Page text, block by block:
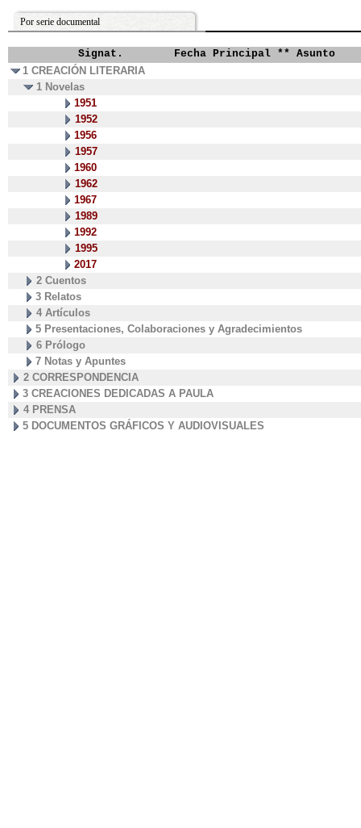
Por serie documental
Signat.
Fecha Principal ** Asunto
1 CREACIÓN LITERARIA
1 Novelas
1951
1952
1956
1957
1960
1962
1967
1989
1992
1995
2017
2 Cuentos
3 Relatos
4 Artículos
5 Presentaciones, Colaboraciones y Agradecimientos
6 Prólogo
7 Notas y Apuntes
2 CORRESPONDENCIA
3 CREACIONES DEDICADAS A PAULA
4 PRENSA
5 DOCUMENTOS GRÁFICOS Y AUDIOVISUALES